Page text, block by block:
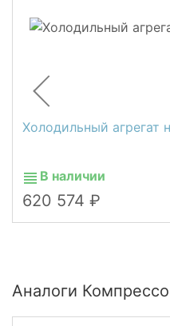
Холодильный агрегат
В наличии
620 574
Аналоги